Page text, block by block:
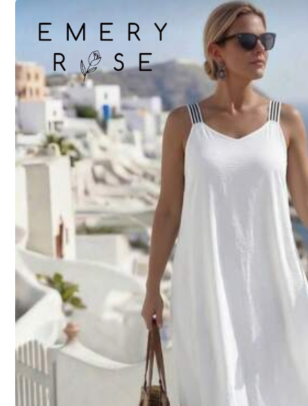
Méretem ellenőrzése
100%igaznak találta a méretet
Nem a te méreted? Mondd el
Szállítás ide Belgium
INGYENES SZÁLLÍTÁS(Rendelések ≥ 19.00€)
Becsült szállítás: 4-9 Munkanapok
30 napos ingyenes visszaküldés
Biztonságos fizetések · Adatvédelem
Értékesíti és szállítja a professzionális eladó: SHEIN
Az eladó tájékoztatása és kötelezettségei
Az eladó és/vagy a termék jelentése
Termék Részletei
Mesterséges intelligencia jellemzői Létrehozva a